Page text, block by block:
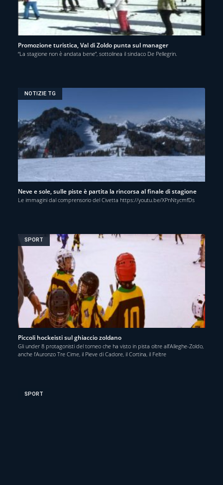
Promozione turistica, Val di Zoldo punta sul manager
“La stagione non è andata bene”, sottolinea il sindaco De Pellegrin.
NOTIZIE TG
Neve e sole, sulle piste è partita la rincorsa al finale di stagione
Le immagini dal comprensorio del Civetta https://youtu.be/XPnNtycmfDs
SPORT
Piccoli hockeisti sul ghiaccio zoldano
Gli under 8 protagonisti del torneo che ha visto in pista oltre all’Alleghe-Zoldo,
anche l’Auronzo Tre Cime, il Pieve di Cadore, il Cortina, il Feltre
SPORT